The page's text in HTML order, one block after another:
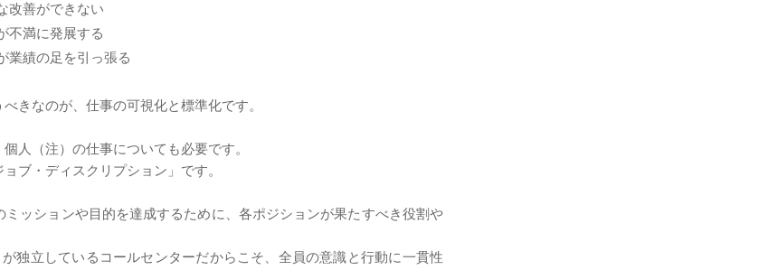
改善ができない
不満に発展する
業績の足を引っ張る
きなのが、仕事の可視化と標準化です。
人（注）の仕事についても必要です。
ブ・ディスクリプション」です。
ッションや目的を達成するために、各ポジションが果たすべき役割や
独立しているコールセンターだからこそ、全員の意識と行動に一貫性